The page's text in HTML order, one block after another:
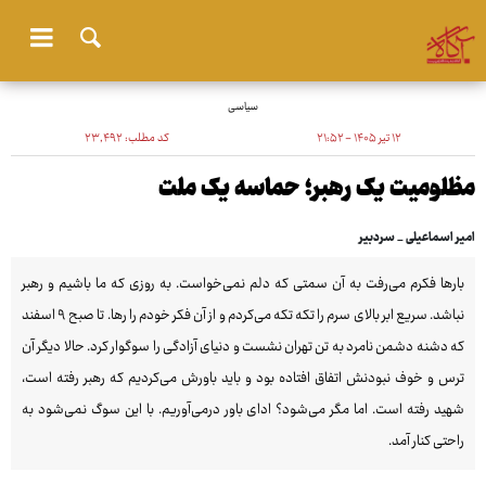
سیاسی
۱۲ تیر ۱۴۰۵ - ۲۱:۵۲ کد مطلب:۲۳٬۴۹۲
مظلومیت یک رهبر؛ حماسه یک ملت
امیر اسماعیلی _ سردبیر
بارها فکرم می‌رفت به آن سمتی که دلم نمی‌خواست. به روزی که ما باشیم و رهبر
نباشد. سریع ابر بالای سرم را تکه تکه می‌کردم و از آن فکر خودم را رها. تا صبح ۹ اسفند
که دشنه دشمن نامرد به تن تهران نشست و دنیای آزادگی را سوگوار کرد. حالا دیگر آن
ترس و خوف نبودنش اتفاق افتاده بود و باید باورش می‌کردیم که رهبر رفته است،
شهید رفته است. اما مگر می‌شود؟ ادای باور درمی‌آوریم. با این سوگ نمی‌شود به
راحتی کنار آمد.